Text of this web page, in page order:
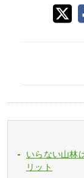
いらない山林
リット